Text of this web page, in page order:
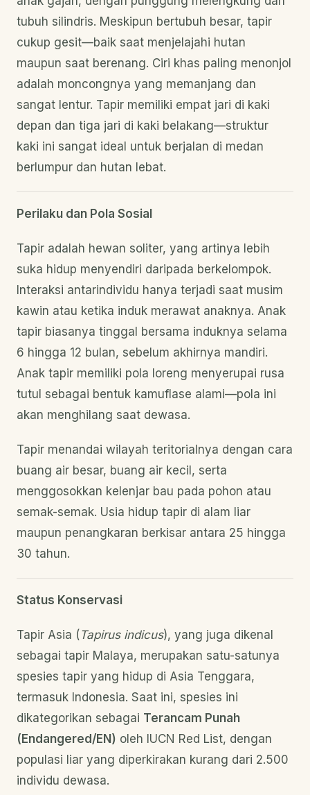
tubuh silindris. Meskipun bertubuh besar, tapir
cukup gesit—baik saat menjelajahi hutan
maupun saat berenang. Ciri khas paling menonjol
adalah moncongnya yang memanjang dan
sangat lentur. Tapir memiliki empat jari di kaki
depan dan tiga jari di kaki belakang—struktur
kaki ini sangat ideal untuk berjalan di medan
berlumpur dan hutan lebat.
Perilaku dan Pola Sosial
Tapir adalah hewan soliter, yang artinya lebih
suka hidup menyendiri daripada berkelompok.
Interaksi antarindividu hanya terjadi saat musim
kawin atau ketika induk merawat anaknya. Anak
tapir biasanya tinggal bersama induknya selama
6 hingga 12 bulan, sebelum akhirnya mandiri.
Anak tapir memiliki pola loreng menyerupai rusa
tutul sebagai bentuk kamuflase alami—pola ini
akan menghilang saat dewasa.
Tapir menandai wilayah teritorialnya dengan cara
buang air besar, buang air kecil, serta
menggosokkan kelenjar bau pada pohon atau
semak-semak. Usia hidup tapir di alam liar
maupun penangkaran berkisar antara 25 hingga
30 tahun.
Status Konservasi
Tapir Asia ( Tapirus indicus), yang juga dikenal
sebagai tapir Malaya, merupakan satu-satunya
spesies tapir yang hidup di Asia Tenggara,
termasuk Indonesia. Saat ini, spesies ini
dikategorikan sebagai Terancam Punah
(Endangered/EN) oleh IUCN Red List, dengan
populasi liar yang diperkirakan kurang dari 2.500
individu dewasa.